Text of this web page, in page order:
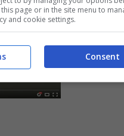
page or in the site menu to
and cookie settings.
Consent